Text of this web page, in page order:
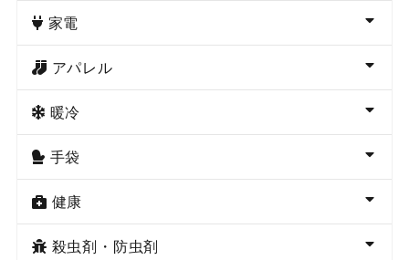
家電
アパレル
暖冷
手袋
健康
殺虫剤・防虫剤